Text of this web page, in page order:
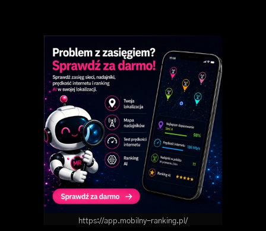
https://app.mobilny-ranking.pl/